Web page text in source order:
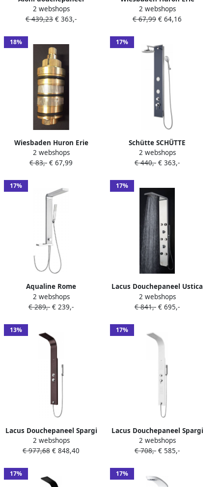
160x46x20cm handdouche
massagejets uitloopkraan
2 webshops
€ 439,23 € 363,-
kunstst.thermostatisch
binnenwerk messing
2 webshops
€ 67,99 € 64,16
18%
Wiesbaden Huron Erie
messing thermostatisch
binnenwerk messing
2 webshops
€ 83,- € 67,99
17%
Schütte SCHÜTTE
Douchepaneel met
eenknopskraan
2 webshops
€ 440,- € 363,-
17%
Aqualine Rome
Douchepaneel zonder
mengkraan aluMinium
2 webshops
€ 289,- € 239,-
17%
Lacus Douchepaneel Ustica
144x20x4 7 cm Glanzend
Chroom
2 webshops
€ 841,- € 695,-
13%
Lacus Douchepaneel Spargi
160x15x6 cm Gepolijst Staal
2 webshops
€ 977,68 € 848,40
17%
Lacus Douchepaneel Spargi
160x15x6 cm Mat Wit
2 webshops
€ 708,- € 585,-
17% 17%